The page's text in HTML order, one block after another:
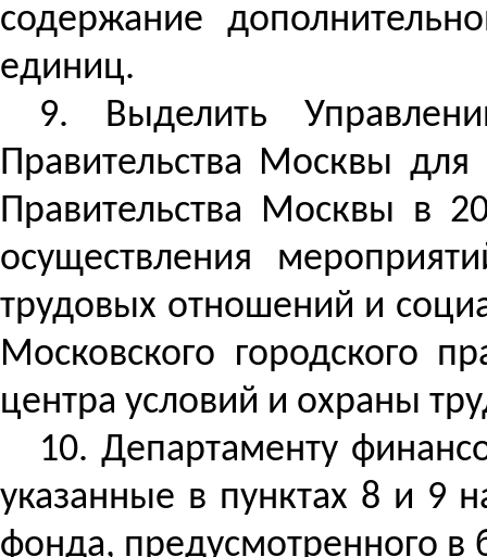
содержание
единиц.
9. Выделить
Правительства Москвы
Правительства Москвы в
осуществления
трудовых отношений и
Московского городского
центра условий и охраны
10. Департаменту
указанные в пунктах 8 и 9
фонда, предусмотренного в